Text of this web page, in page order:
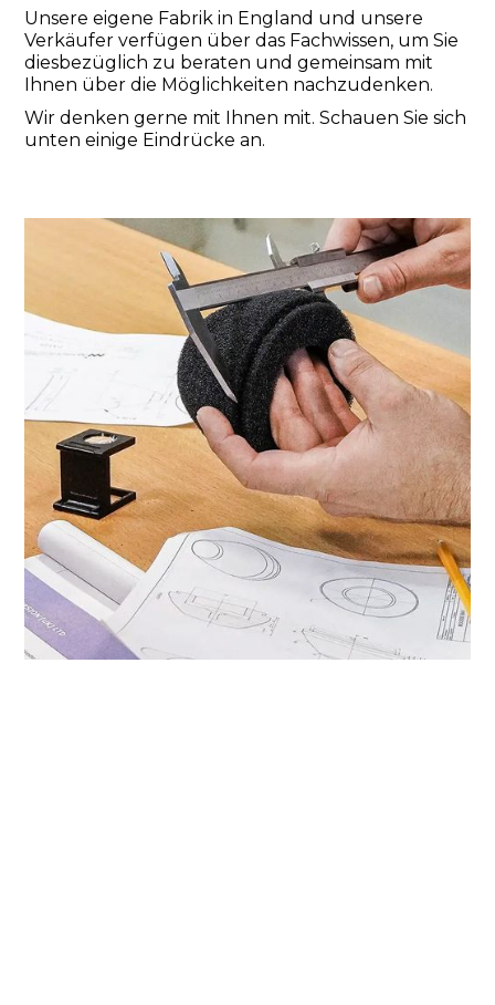
Unsere eigene Fabrik in England und unsere
Verkäufer verfügen über das Fachwissen, um Sie
diesbezüglich zu beraten und gemeinsam mit
Ihnen über die Möglichkeiten nachzudenken.
Wir denken gerne mit Ihnen mit. Schauen Sie sich
unten einige Eindrücke an.